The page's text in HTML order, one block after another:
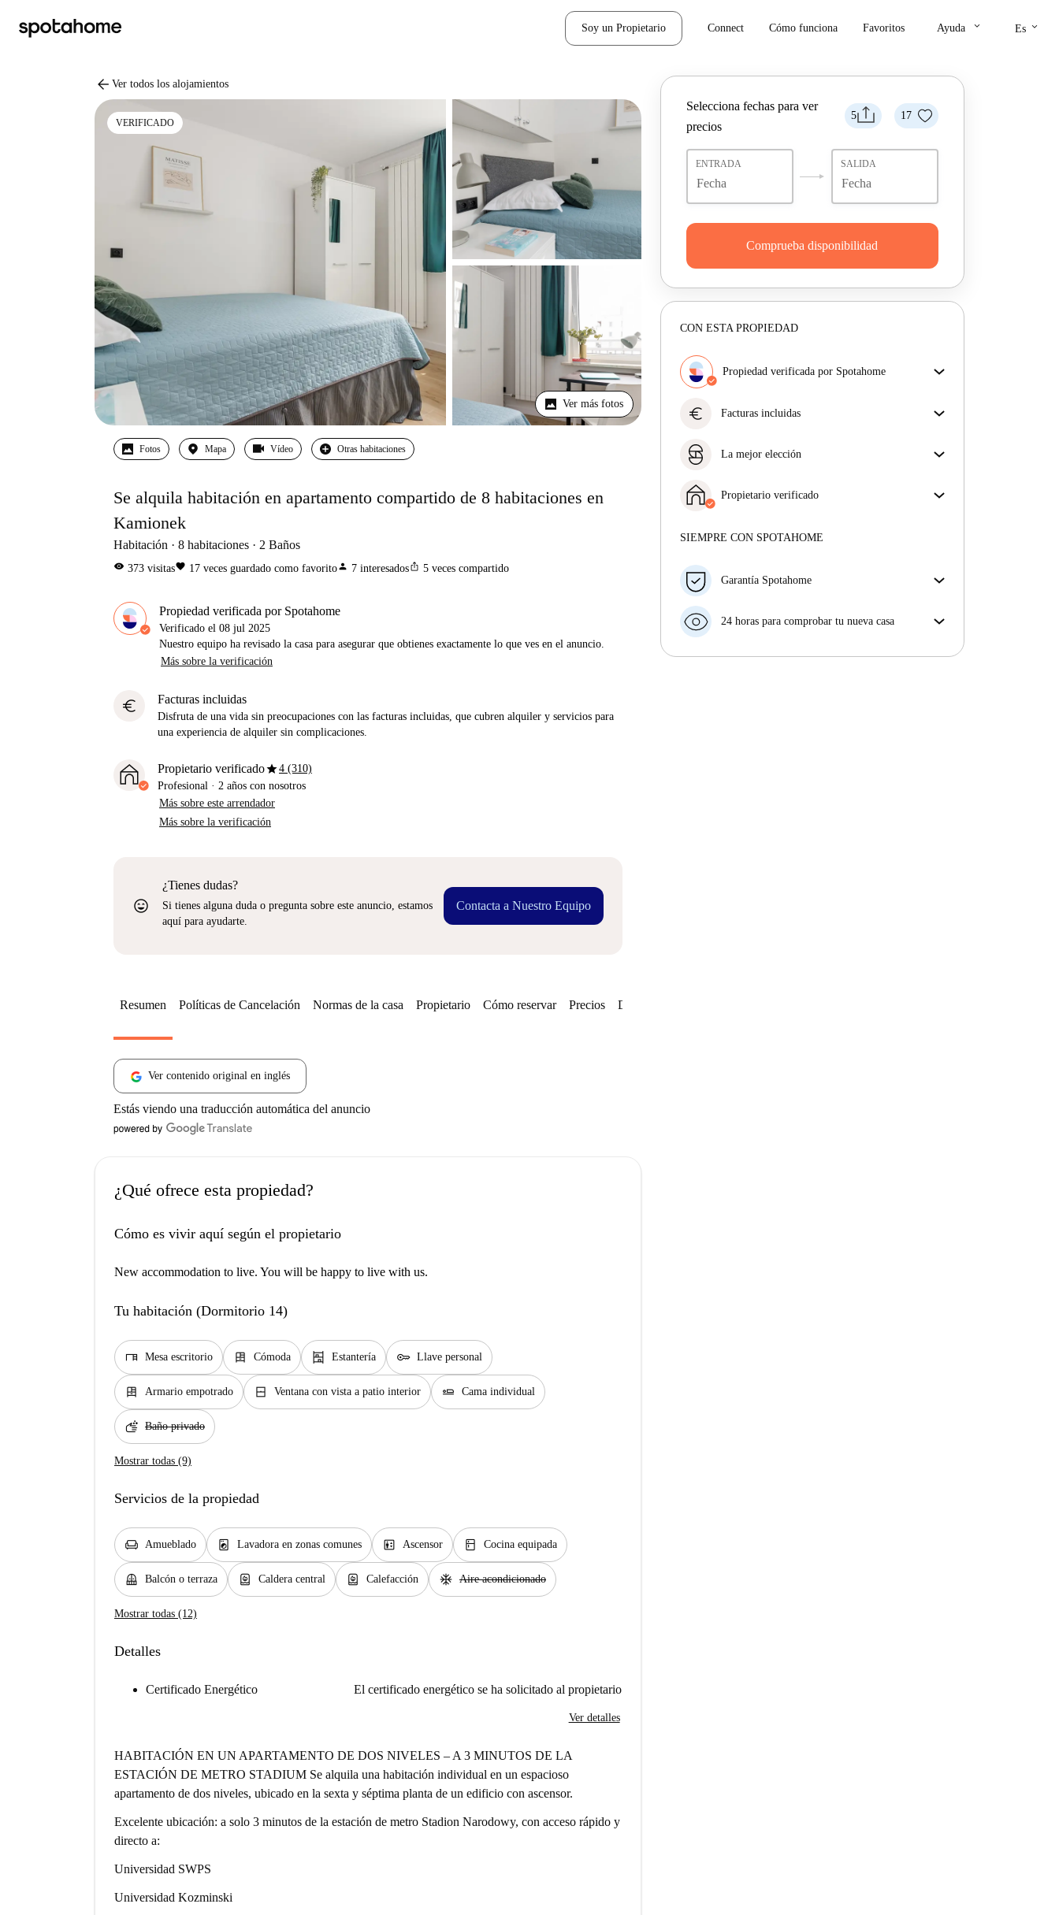
Soy un Propietario Connect Cómo funciona Favoritos Ayuda keyboard_arrow_down Es keyboard_arrow_down
arrow_back Ver todos los alojamientos
VERIFICADO
Ver más fotos
Fotos Mapa Vídeo Otras habitaciones
Se alquila habitación en apartamento compartido de 8 habitaciones en
Kamionek
Habitación 8 habitaciones 2 Baños
visibility 373 visitasfavorite 17 veces guardado como favoritoperson 7 interesadosios_share 5 veces compartido
Propiedad verificada por Spotahome
Verificado el 08 jul 2025
Nuestro equipo ha revisado la casa para asegurar que obtienes exactamente lo que ves en el anuncio.
Más sobre la verificación
euro Facturas incluidas
Disfruta de una vida sin preocupaciones con las facturas incluidas, que cubren alquiler y servicios para
una experiencia de alquiler sin complicaciones.
Propietario verificadostar4 (310)
Profesional · 2 años con nosotros
Más sobre este arrendador
Más sobre la verificación
sentiment_very_satisfied
¿Tienes dudas?
Si tienes alguna duda o pregunta sobre este anuncio, estamos
aquí para ayudarte.
Contacta a Nuestro Equipo
5 17
Selecciona fechas para ver
precios
ENTRADA SALIDA
Comprueba disponibilidad
CON ESTA PROPIEDAD
Propiedad verificada por Spotahome
obtienes exactamente lo que ves en el anuncio.
euro Facturas incluidas
facturas incluidas, que cubren alquiler y servicios
La mejor elección
fantásticos, disponibilidad y primera categoría.
Propietario verificado
Más sobre este arrendador
SIEMPRE CON SPOTAHOME
Garantía Spotahome
horas previas a la fecha de entrada, Spotahome A) te
el hotel hasta que encuentres nueva casa o B) te hará
24 horas para comprobar tu nueva casa
Resumen Políticas de Cancelación Normas de la casa Propietario Cómo reservar Precios Disponibilidades
Ver contenido original en inglés
Estás viendo una traducción automática del anuncio
¿Qué ofrece esta propiedad?
Cómo es vivir aquí según el propietario
New accommodation to live. You will be happy to live with us.
Tu habitación (Dormitorio 14)
desk Mesa escritorio dresser Cómoda shelves Estantería key Llave personal
dresser Armario empotrado window_closed Ventana con vista a patio interior airline_seat_flat Cama individual
soap Baño privado
Mostrar todas (9)
Servicios de la propiedad
chair Amueblado local_laundry_service Lavadora en zonas comunes elevator Ascensor kitchen Cocina equipada
balcony Balcón o terraza water_heater Caldera central water_heater Calefacción ac_unit Aire acondicionado
Mostrar todas (12)
Detalles
Certificado Energético El certificado energético se ha solicitado al propietario
Ver detalles
HABITACIÓN EN UN APARTAMENTO DE DOS NIVELES – A 3 MINUTOS DE LA
ESTACIÓN DE METRO STADIUM Se alquila una habitación individual en un espacioso
apartamento de dos niveles, ubicado en la sexta y séptima planta de un edificio con ascensor.
Excelente ubicación: a solo 3 minutos de la estación de metro Stadion Narodowy, con acceso rápido y
directo a:
Universidad SWPS
Universidad Kozminski